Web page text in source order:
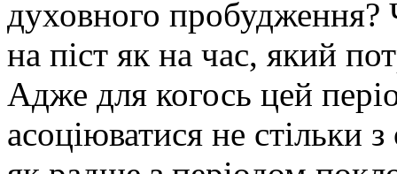
духовного
на піст як на час, який
Адже для когось цей
асоціюватися не стільки